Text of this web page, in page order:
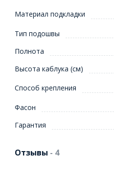
Материал подкладки
Тип подошвы
Полнота
Высота каблука (см)
Способ крепления
Фасон
Гарантия
Отзывы - 4